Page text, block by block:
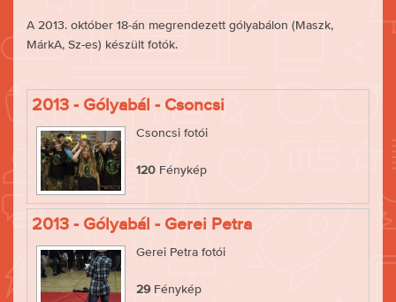
A 2013. október 18-án megrendezett gólyabálon (Maszk,
MárkA, Sz-es) készült fotók.
2013 - Gólyabál - Csoncsi
Csoncsi fotói
120 Fénykép
2013 - Gólyabál - Gerei Petra
Gerei Petra fotói
29Fénykép